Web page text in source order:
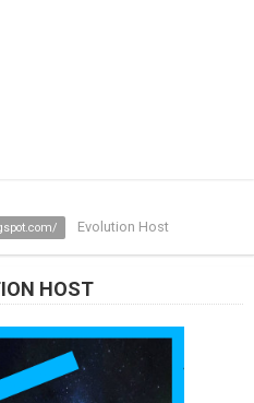
Evolution Host
HOST